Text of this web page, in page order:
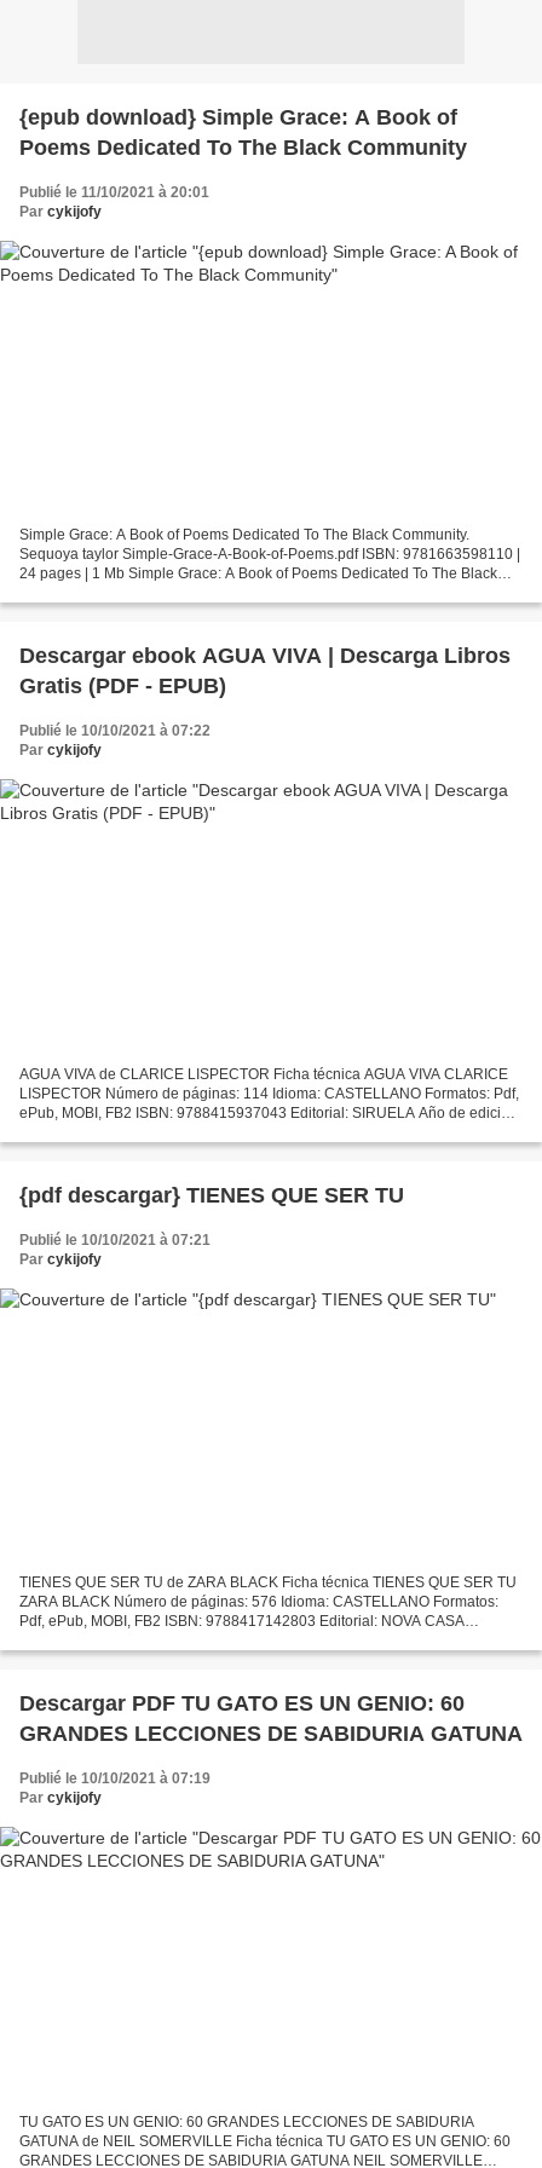
{epub download} Simple Grace: A Book of
Poems Dedicated To The Black Community
Publié le 11/10/2021 à 20:01
Par cykijofy
Simple Grace: A Book of Poems Dedicated To The Black Community.
Sequoya taylor Simple-Grace-A-Book-of-Poems.pdf ISBN: 9781663598110 |
24 pages | 1 Mb Simple Grace: A Book of Poems Dedicated To The Black
Descargar ebook AGUA VIVA | Descarga Libros
Gratis (PDF - EPUB)
Publié le 10/10/2021 à 07:22
Par cykijofy
AGUA VIVA de CLARICE LISPECTOR Ficha técnica AGUA VIVA CLARICE
LISPECTOR Número de páginas: 114 Idioma: CASTELLANO Formatos: Pdf,
ePub, MOBI, FB2 ISBN: 9788415937043 Editorial: SIRUELA Año de edición:
{pdf descargar} TIENES QUE SER TU
Publié le 10/10/2021 à 07:21
Par cykijofy
TIENES QUE SER TU de ZARA BLACK Ficha técnica TIENES QUE SER TU
ZARA BLACK Número de páginas: 576 Idioma: CASTELLANO Formatos:
Pdf, ePub, MOBI, FB2 ISBN: 9788417142803 Editorial: NOVA CASA
Descargar PDF TU GATO ES UN GENIO: 60
GRANDES LECCIONES DE SABIDURIA GATUNA
Publié le 10/10/2021 à 07:19
Par cykijofy
TU GATO ES UN GENIO: 60 GRANDES LECCIONES DE SABIDURIA
GATUNA de NEIL SOMERVILLE Ficha técnica TU GATO ES UN GENIO: 60
GRANDES LECCIONES DE SABIDURIA GATUNA NEIL SOMERVILLE